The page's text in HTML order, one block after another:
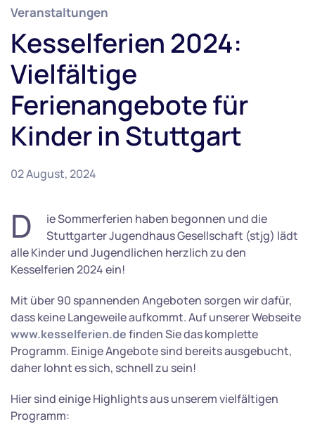
Veranstaltungen
Kesselferien 2024:
Vielfältige
Ferienangebote für
Kinder in Stuttgart
02 August, 2024
D
ie Sommerferien haben begonnen und die
Stuttgarter Jugendhaus Gesellschaft (stjg) lädt
alle Kinder und Jugendlichen herzlich zu den
Kesselferien 2024 ein!
Mit über 90 spannenden Angeboten sorgen wir dafür,
dass keine Langeweile aufkommt. Auf unserer Webseite
www.kesselferien.definden Sie das komplette
Programm. Einige Angebote sind bereits ausgebucht,
daher lohnt es sich, schnell zu sein!
Hier sind einige Highlights aus unserem vielfältigen
Programm: